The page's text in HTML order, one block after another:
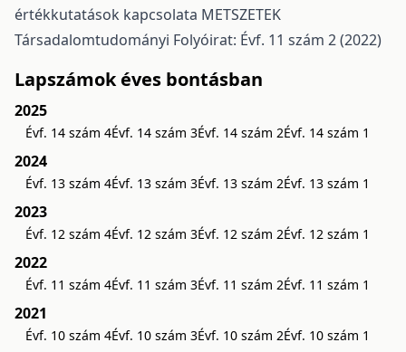
értékkutatások kapcsolata METSZETEK
Társadalomtudományi Folyóirat: Évf. 11 szám 2 (2022)
Lapszámok éves bontásban
2025
Évf. 14 szám 4Évf. 14 szám 3Évf. 14 szám 2Évf. 14 szám 1
2024
Évf. 13 szám 4Évf. 13 szám 3Évf. 13 szám 2Évf. 13 szám 1
2023
Évf. 12 szám 4Évf. 12 szám 3Évf. 12 szám 2Évf. 12 szám 1
2022
Évf. 11 szám 4Évf. 11 szám 3Évf. 11 szám 2Évf. 11 szám 1
2021
Évf. 10 szám 4Évf. 10 szám 3Évf. 10 szám 2Évf. 10 szám 1